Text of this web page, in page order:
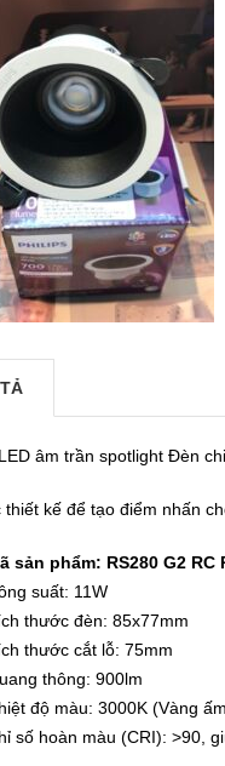
âm trần spotlight Đèn
thiết kế để tạo điểm nhấn
sản phẩm: RS280 G2 RC
suất: 11W
thước đèn: 85x77mm
thước cắt lỗ: 75mm
thông: 900lm
độ màu: 3000K (Vàng
số hoàn màu (CRI): >90,